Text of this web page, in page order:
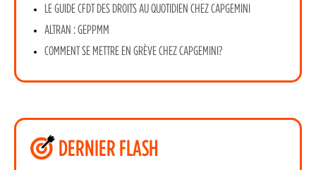
LE GUIDE CFDT DES DROITS AU QUOTIDIEN CHEZ CAPGEMINI
ALTRAN : GEPPMM
COMMENT SE METTRE EN GRÈVE CHEZ CAPGEMINI?
DERNIER FLASH